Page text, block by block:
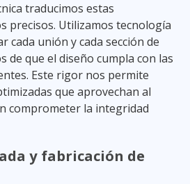
traducimos estas
precisos. Utilizamos tecnología
cada unión y cada sección de
de que el diseño cumpla con las
Este rigor nos permite
que aprovechan al
comprometer la integridad
y fabricación de